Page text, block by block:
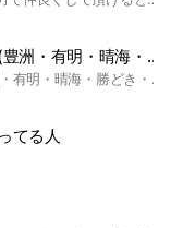
晴海・勝どき・月島・東雲)
東京湾岸地区に関する情報交換(豊洲・有明・晴海・勝どき・月島・東雲)をしましょう。 ご参加頂いた場合、ノートにある 「当オープンチャットの運用に関して」ご確認をお願いいたします
てる人